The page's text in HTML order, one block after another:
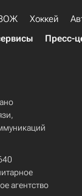
Хоккей
Пресс-
агентство